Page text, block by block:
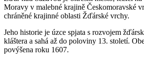
Moravy v malebné krajině Českomoravské
chráněné krajinné oblasti Žďárské vrchy.
Jeho historie je úzce spjata s rozvojem
kláštera a sahá až do poloviny 13. století.
povýšena roku 1607.